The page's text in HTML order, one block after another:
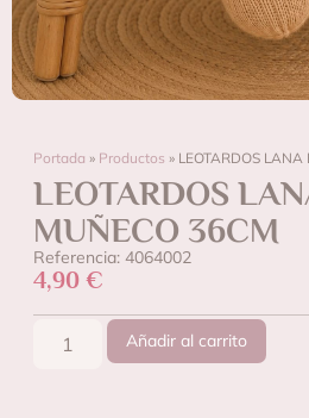
Portada » Productos » LEOTARDOS LANA
LEOTARDOS
MUÑECO 36CM
Referencia: 4064002
4,90 €
Añadir al carrito